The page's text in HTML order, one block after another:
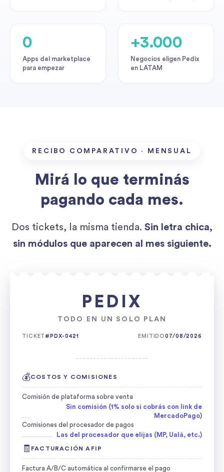
0
Apps del marketplace
para empezar
+3.000
Negocios eligen Pedix
en LATAM
RECIBO COMPARATIVO · MENSUAL
Mirá lo que terminás
pagando cada mes.
Dos tickets, la misma tienda. Sin letra chica,
sin módulos que aparecen al mes siguiente.
PEDIX
TODO EN UN SOLO PLAN
TICKET #PDX-0421 EMITIDO07/08/2026
- - - - - - - - - - - - - - - - - - - - -
💰COSTOS Y COMISIONES
Comisión de plataforma sobre venta
Sin comisión (1% solo si cobrás con link de
MercadoPago)
Comisiones del procesador de pagos
Las del procesador que elijas (MP, Ualá, etc.)
🧾 FACTURACIÓN AFIP
Factura A/B/C automática al confirmarse el pago